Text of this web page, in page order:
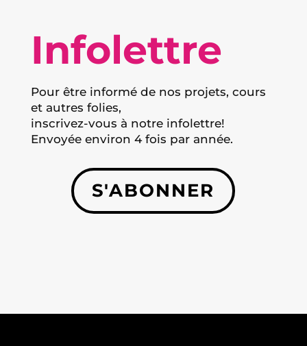
Infolettre
Pour être informé de nos projets, cours
et autres folies,
inscrivez-vous à notre infolettre!
Envoyée environ 4 fois par année.
S'ABONNER